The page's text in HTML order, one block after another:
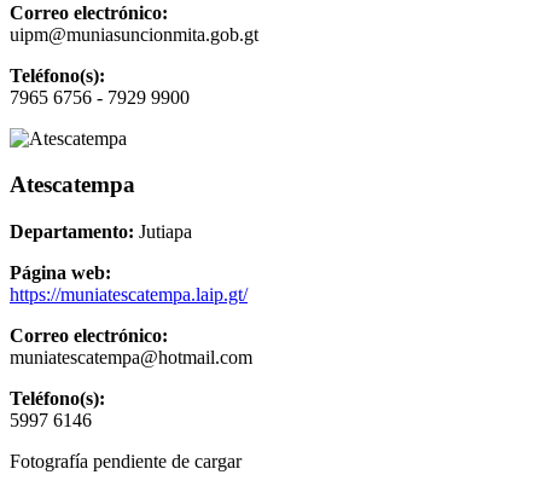
Correo electrónico:
uipm@muniasuncionmita.gob.gt
Teléfono(s):
7965 6756 - 7929 9900
Atescatempa
Departamento: Jutiapa
Página web:
https://muniatescatempa.laip.gt/
Correo electrónico:
muniatescatempa@hotmail.com
Teléfono(s):
5997 6146
Fotografía pendiente de cargar